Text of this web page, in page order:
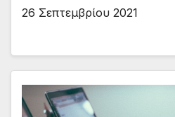
26 Σεπτεμβρίου 2021